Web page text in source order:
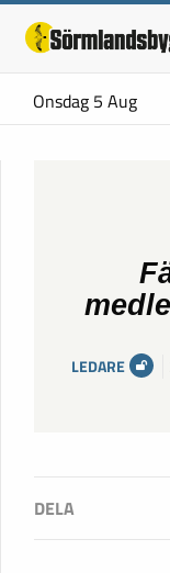
Onsdag 5 Aug
LEDARE